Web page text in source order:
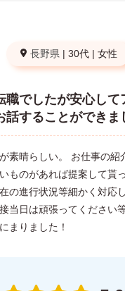
長野県 | 30代 | 女性
職でしたが安心して
話することができま
素晴らしい。 お仕事の紹
ものがあれば提案して貰
の進行状況等細かく対応
当日は頑張ってください
まりました！